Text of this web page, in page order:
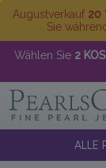
Augustverkauf 20
Sie
Wählen Sie 2
ALLE